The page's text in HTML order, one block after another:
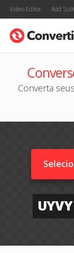
Video Editor Add
Converta
UYVY